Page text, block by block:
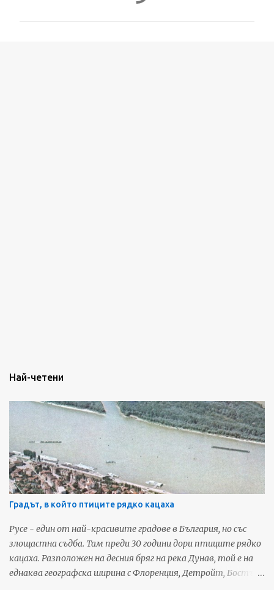
Най-четени
Градът, в който птиците рядко кацаха
Русе - един от най-красивите градове в България, но със
злощастна съдба. Там преди 30 години дори птиците рядко
кацаха. Разположен на десния бряг на река Дунав, той е на
еднаква географска ширина с Флоренция, Детройт, Бостън